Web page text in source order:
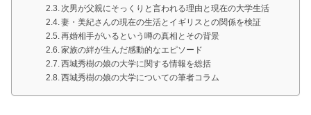
次男が父親にそっくりと言われる理由と現在の大学生活
妻・美紀さんの現在の生活とイギリスとの関係を検証
再婚相手がいるという噂の真相とその背景
家族の絆が生んだ感動的なエピソード
西城秀樹の娘の大学に関する情報を総括
西城秀樹の娘の大学についての筆者コラム